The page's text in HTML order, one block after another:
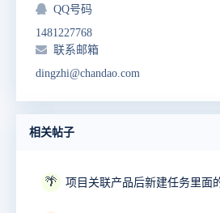
QQ号码
1481227768
联系邮箱
dingzhi@chandao.com
相关帖子
🌴 项目关联产品后新建任务里面